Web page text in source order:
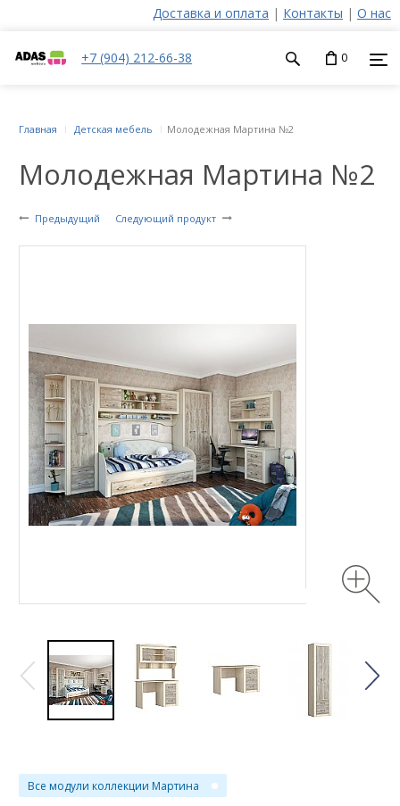
Доставка и оплата | Контакты | О нас
+7 (904) 212-66-38 0
Молодежная Мартина №2
Предыдущий Следующий продукт
Главная Детская мебель Молодежная Мартина №2
Все модули коллекции Мартина